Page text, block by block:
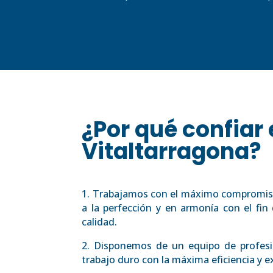
¿Por qué confiar
Vitaltarragona?
1. Trabajamos con el máximo
a la perfección y en armonía con el fin
calidad.
2. Disponemos de un equipo de
trabajo duro con la máxima eficiencia y